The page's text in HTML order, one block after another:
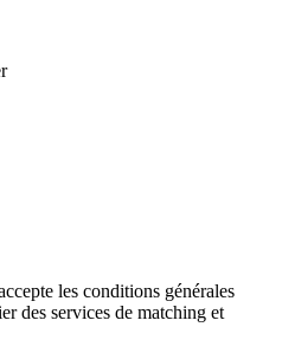
les conditions générales
des services de matching et